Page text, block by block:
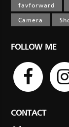
favforward
Camera
FOLLOW ME
CONTACT